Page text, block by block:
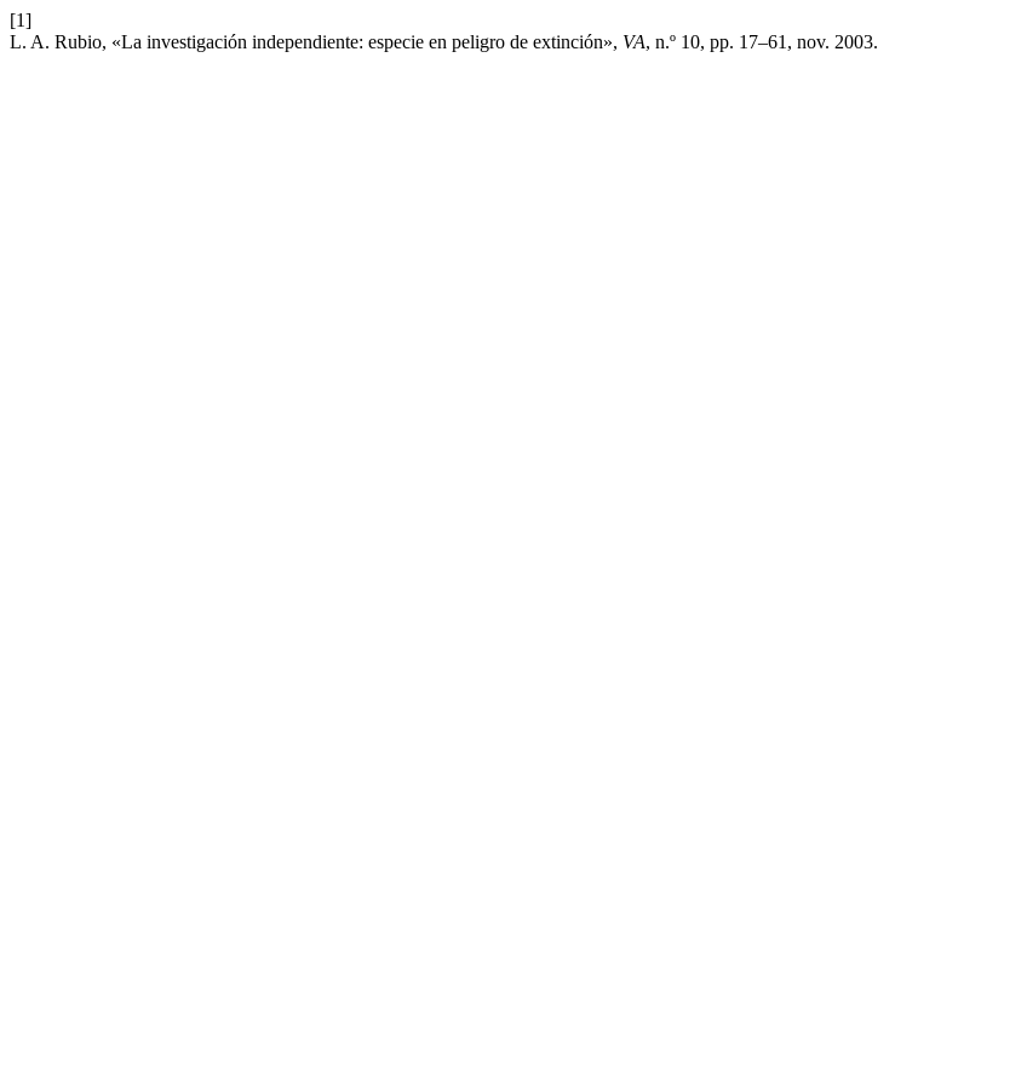
[1]
L. A. Rubio, «La investigación independiente: especie en peligro de extinción», VA, n.º 10, pp. 17–61, nov. 2003.